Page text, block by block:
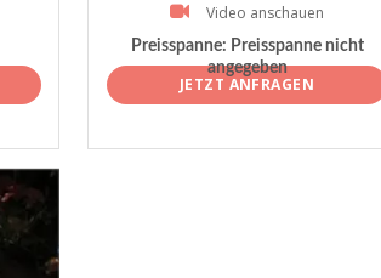
Video anschauen
Preisspanne: Preisspanne nicht
angegeben
JETZT ANFRAGEN